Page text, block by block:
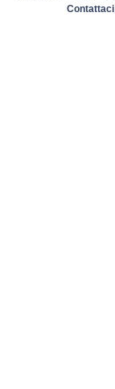
Contattaci